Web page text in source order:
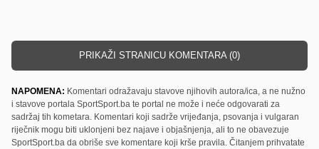
PRIKAŽI STRANICU KOMENTARA (0)
NAPOMENA: Komentari odražavaju stavove njihovih autora/ica, a ne nužno
i stavove portala SportSport.ba te portal ne može i neće odgovarati za
sadržaj tih kometara. Komentari koji sadrže vrijeđanja, psovanja i vulgaran
riječnik mogu biti uklonjeni bez najave i objašnjenja, ali to ne obavezuje
SportSport.ba da obriše sve komentare koji krše pravila. Čitanjem prihvatate